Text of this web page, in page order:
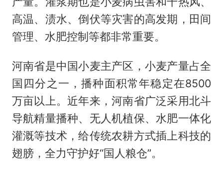
高温、渍水、倒伏等灾害的高发期，田间
管理、水肥控制等都非常重要。
河南省是中国小麦主产区，小麦产量占全
国四分之一，播种面积常年稳定在8500
万亩以上。近年来，河南省广泛采用北斗
导航精量播种、无人机植保、水肥一体化
灌溉等技术，给传统农耕方式插上科技的
翅膀，全力守护好“国人粮仓”。